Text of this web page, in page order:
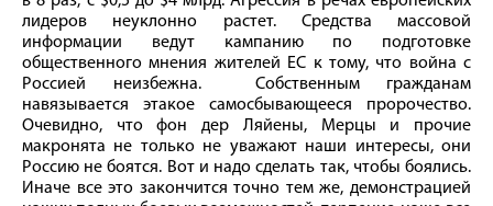
лидеров неуклонно растет. Средства массовой
информации ведут кампанию по подготовке
общественного мнения жителей ЕС к тому, что война с
Россией неизбежна. Собственным гражданам
навязывается этакое самосбывающееся пророчество.
Очевидно, что фон дер Ляйены, Мерцы и прочие
макронята не только не уважают наши интересы, они
Россию не боятся. Вот и надо сделать так, чтобы боялись.
Иначе все это закончится точно тем же, демонстрацией